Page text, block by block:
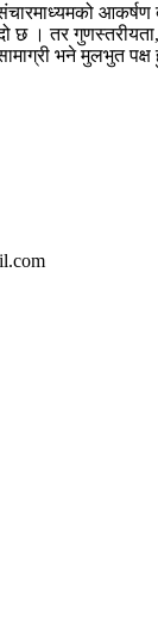
छ । तर
भने मुलभुत पक्ष